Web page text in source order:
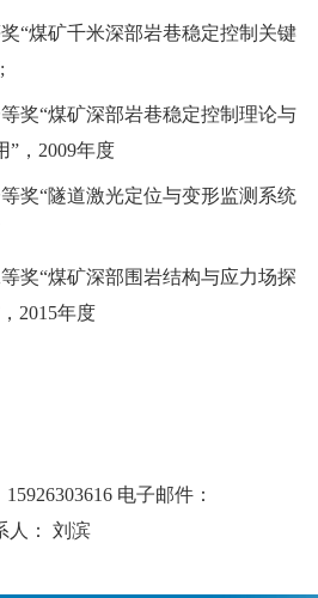
“煤矿千米深部岩巷稳定控制关键
奖“煤矿深部岩巷稳定控制理论与
”，2009年度
奖“隧道激光定位与变形监测系统
奖“煤矿深部围岩结构与应力场探
2015年度
电子邮件：
人： 刘滨